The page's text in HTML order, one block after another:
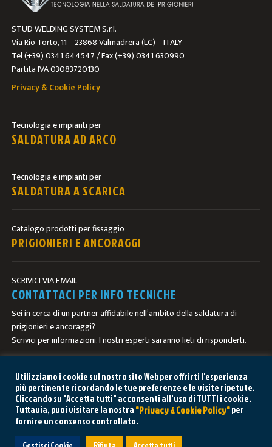
STUD WELDING SYSTEM S.r.l.
Via Rio Torto, 11 – 23868 Valmadrera (LC) – ITALY
Tel (+39) 0341 644547 / Fax (+39) 0341 630990
Partita IVA 03083720130
Privacy & Cookie Policy
Tecnologia e impianti per
SALDATURA AD ARCO
Tecnologia e impianti per
SALDATURA A SCARICA
Catalogo prodotti per fissaggio
PRIGIONIERI E ANCORAGGI
SCRIVICI VIA EMAIL
CONTATTACI PER INFO TECNICHE
Sei in cerca di un partner affidabile nell’ambito della saldatura di
prigionieri e ancoraggi?
Scrivici per informazioni. I nostri esperti saranno lieti di risponderti.
HAI BISOGNO DI AIUTO? CHIEDI AL
Utilizziamo i cookie sul nostro sito Web per offrirti l'esperienza
più pertinente ricordando le tue preferenze e le visite ripetute.
Cliccando su "Accetta tutti" acconsenti all'uso di TUTTI i cookie.
Tuttavia, puoi visitare la nostra"Privacy & Cookie Policy"per
fornire un consenso controllato.